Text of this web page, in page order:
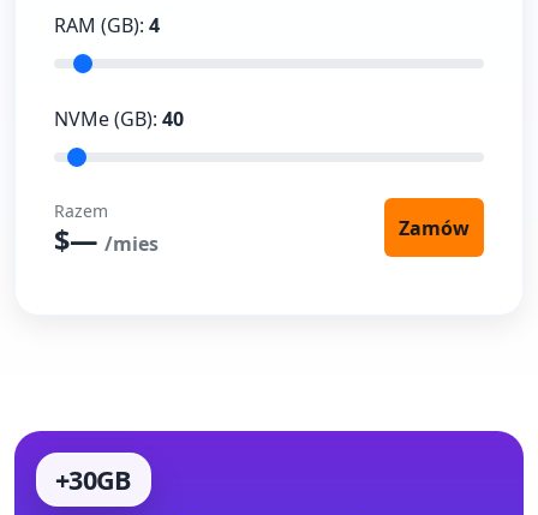
RAM (GB): 4
NVMe (GB): 40
Razem
$— /mies
Zamów
+30GB